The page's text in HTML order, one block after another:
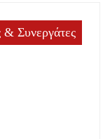
& Συνεργάτες